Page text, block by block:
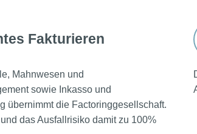
Fakturieren
Mahnwesen und
sowie Inkasso und
übernimmt die Factoringgesellschaft.
das Ausfallrisiko damit zu 100%